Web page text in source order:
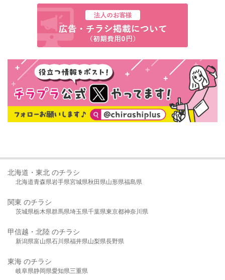
北海道・東北 のチラシ
北海道青森県岩手県宮城県秋田県山形県福島県
関東 のチラシ
茨城県栃木県群馬県埼玉県千葉県東京都神奈川県
甲信越・北陸 のチラシ
新潟県富山県石川県福井県山梨県長野県
東海 のチラシ
岐阜県静岡県愛知県三重県